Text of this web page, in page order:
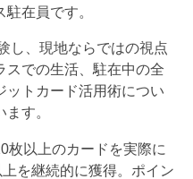
在員です。
し、現地ならではの視点
スでの生活、駐在中の全
ットカード活用術につい
す。
枚以上のカードを実際に
を継続的に獲得。ポイン